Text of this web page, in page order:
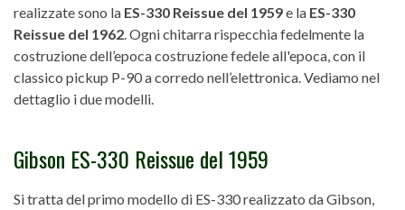
realizzate sono la ES-330 Reissue del 1959e la ES-330
Reissue del 1962 . Ogni chitarra rispecchia fedelmente la
costruzione dell’epoca costruzione fedele all'epoca, con il
classico pickup P-90 a corredo nell’elettronica. Vediamo nel
dettaglio i due modelli.
Gibson ES-330 Reissue del 1959
Si tratta del primo modello di ES-330 realizzato da Gibson,